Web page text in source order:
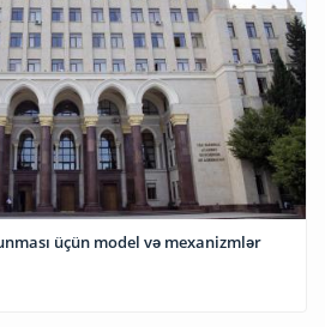
üçün model və mexanizmlər